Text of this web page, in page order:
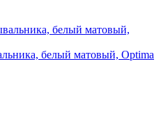
белый матовый, Optima